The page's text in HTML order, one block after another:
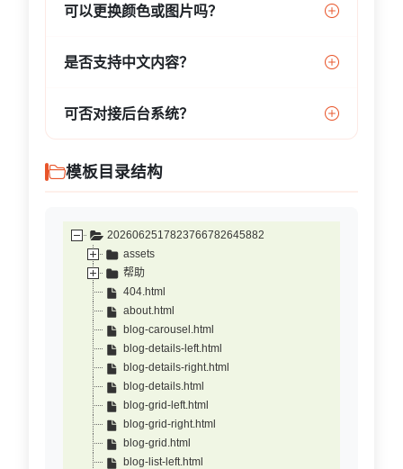
可以更换颜色或图片吗？
是否支持中文内容？
可否对接后台系统？
模板目录结构
2026062517823766782645882
assets
帮助
404.html
about.html
blog-carousel.html
blog-details-left.html
blog-details-right.html
blog-details.html
blog-grid-left.html
blog-grid-right.html
blog-grid.html
blog-list-left.html